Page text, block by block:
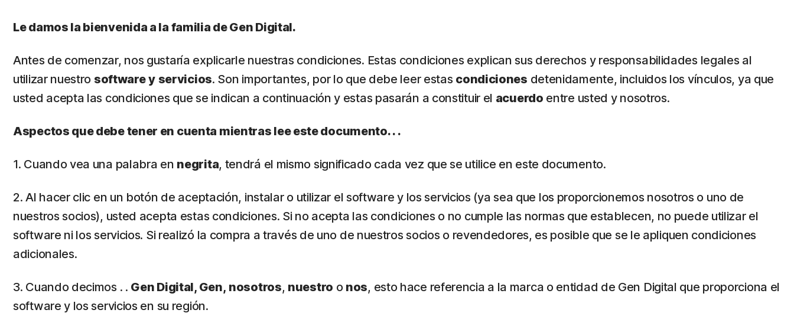
Le damos la bienvenida a la familia de Gen Digital.
Antes de comenzar, nos gustaría explicarle nuestras condiciones. Estas condiciones explican sus derechos y responsabilidades legales al
utilizar nuestro softwarey servicios. Son importantes, por lo que debe leer estas condiciones detenidamente, incluidos los vínculos, ya que
usted acepta las condiciones que se indican a continuación y estas pasarán a constituir el acuerdo entre usted y nosotros.
Aspectos que debe tener en cuenta mientras lee este documento. . .
1. Cuando vea una palabra en negrita, tendrá el mismo significado cada vez que se utilice en este documento.
2. Al hacer clic en un botón de aceptación, instalar o utilizar el software y los servicios (ya sea que los proporcionemos nosotros o uno de
nuestros socios), usted acepta estas condiciones. Si no acepta las condiciones o no cumple las normas que establecen, no puede utilizar el
software ni los servicios. Si realizó la compra a través de uno de nuestros socios o revendedores, es posible que se le apliquen condiciones
adicionales.
3. Cuando decimos . . Gen Digital, Gen, nosotros, nuestro o nos, esto hace referencia a la marca o entidad de Gen Digital que proporciona el
software y los servicios en su región.